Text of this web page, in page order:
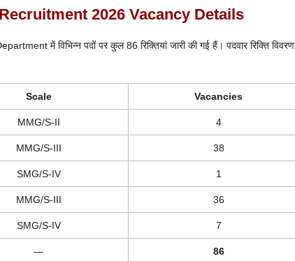
2026 Vacancy Details
में विभिन्न पदों पर कुल 86 रिक्तियां जारी की गई हैं। पदवार रिक्ति विवरण
Scale Vacancies
MMG/S-II 4
MMG/S-III 38
SMG/S-IV 1
MMG/S-III 36
SMG/S-IV 7
— 86